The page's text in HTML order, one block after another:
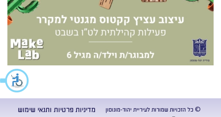
© כל הזכויות שמורות לעיריית יהוד-מונוסון מדיניות פרטיות ותנאי שימוש